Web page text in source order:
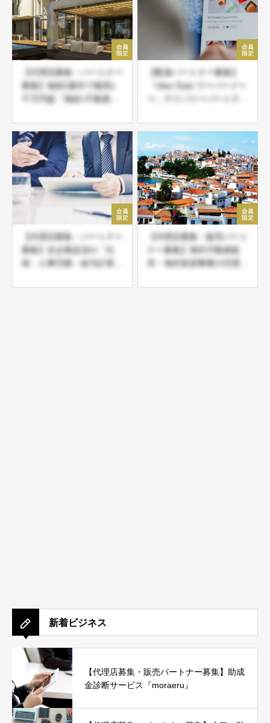
【代理店募集・パートナー
募集】相続1案件で最高1
千万円超「相続×不動産相
規事業 エリア先着限定
【配達パートナー募集】
「Uber Eats ウーバーイー
【代理店募集・パートナー
募集】全企業必須の「社
保・人事労務・給与計算総
圏シェア拡大中！
【代理店募集・販売パート
ナー募集】海外不動産販
売・海外投資事業の代理店
新着ビジネス
【代理店募集・販売パートナー募集】助成
金診断サービス『moraeru』